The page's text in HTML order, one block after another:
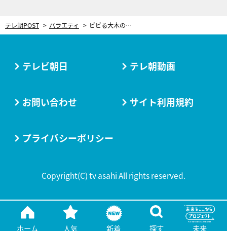
テレ朝POST バラエティ ビビる大木の妻AKINA、大興奮で「また産みたい！」連発！9年ぶり出産後の初仕事で…ミキティ「ちょっと待って！」
ホーム 人気 新着 探す 未来
テレビ朝日 テレ朝動画
お問い合わせ サイト利用規約
プライバシーポリシー
Copyright(C) tv asahi All rights reserved.